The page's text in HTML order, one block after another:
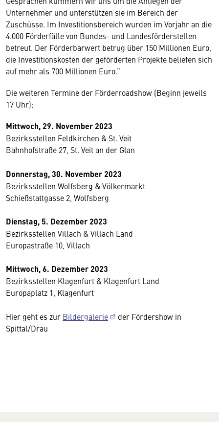
Unternehmer und unterstützen sie im Bereich der
Zuschüsse. Im Investitionsbereich wurden im Vorjahr an die
4.000 Förderfälle von Bundes- und Landesförderstellen
betreut. Der Förderbarwert betrug über 150 Millionen Euro,
die Investitionskosten der geförderten Projekte beliefen sich
auf mehr als 700 Millionen Euro.“
Die weiteren Termine der Förderroadshow (Beginn jeweils
17 Uhr):
Mittwoch, 29. November 2023
Bezirksstellen Feldkirchen & St. Veit
Bahnhofstraße 27, St. Veit an der Glan
Donnerstag, 30. November 2023
Bezirksstellen Wolfsberg & Völkermarkt
Schießstattgasse 2, Wolfsberg
Dienstag, 5. Dezember 2023
Bezirksstellen Villach & Villach Land
Europastraße 10, Villach
Mittwoch, 6. Dezember 2023
Bezirksstellen Klagenfurt & Klagenfurt Land
Europaplatz 1, Klagenfurt
Hier geht es zur Bildergalerie
der Fördershow in
Spittal/Drau